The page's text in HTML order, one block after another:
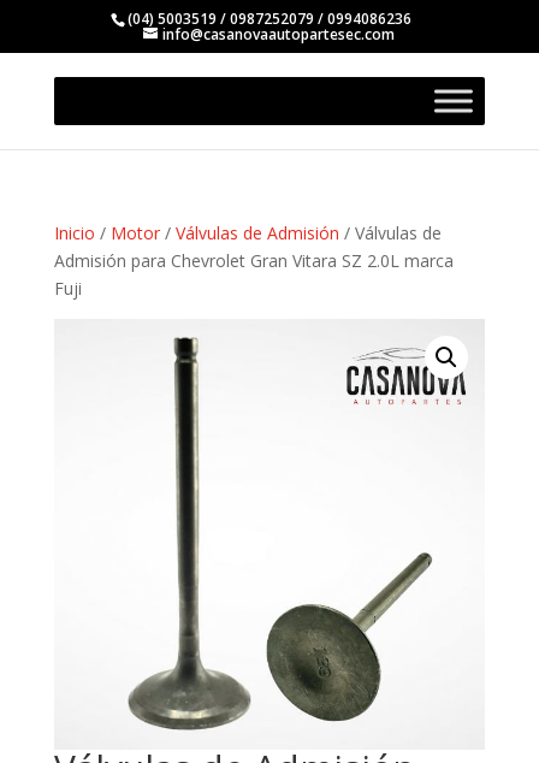
(04) 5003519 / 0987252079 / 0994086236
info@casanovaautopartesec.com
Inicio / Motor/ Válvulas de Admisión / Válvulas de
Admisión para Chevrolet Gran Vitara SZ 2.0L marca
Fuji